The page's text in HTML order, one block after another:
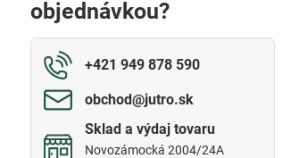
objednávkou?
+421 949 878 590
obchod​@jutro​.sk
Sklad a výdaj tovaru
Novozámocká 2004/24A